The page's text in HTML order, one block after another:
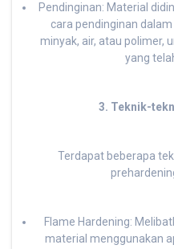
Pendinginan: Material
cara pendinginan
minyak, air, atau polimer,
yang
3. Teknik-
Terdapat beberapa
Flame Hardening:
material menggunakan